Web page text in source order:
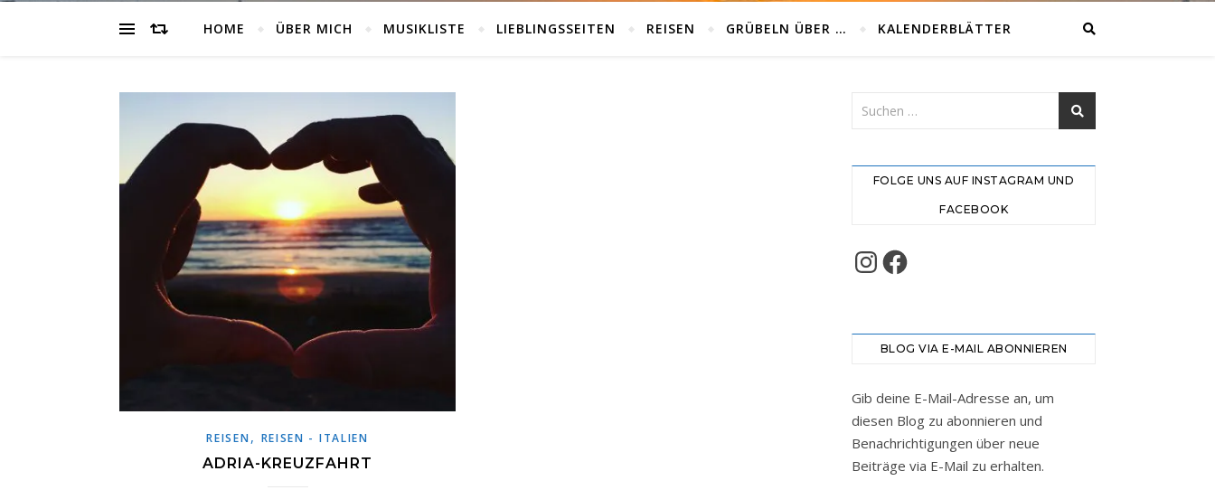
HOME ÜBER MICH MUSIKLISTE LIEBLINGSSEITEN REISEN GRÜBELN ÜBER … KALENDERBLÄTTER
REISEN, REISEN - ITALIEN
ADRIA-KREUZFAHRT
FOLGE UNS AUF INSTAGRAM UND
FACEBOOK
Instagram
Facebook
BLOG VIA E-MAIL ABONNIEREN
Gib deine E-Mail-Adresse an, um
diesen Blog zu abonnieren und
Benachrichtigungen über neue
Beiträge via E-Mail zu erhalten.